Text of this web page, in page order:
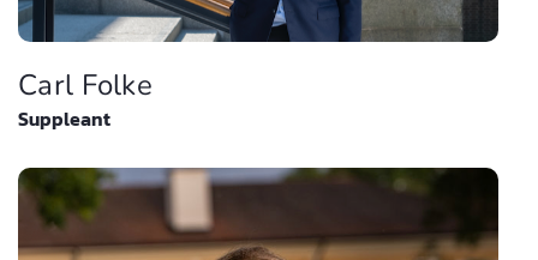
Carl Folke
Suppleant